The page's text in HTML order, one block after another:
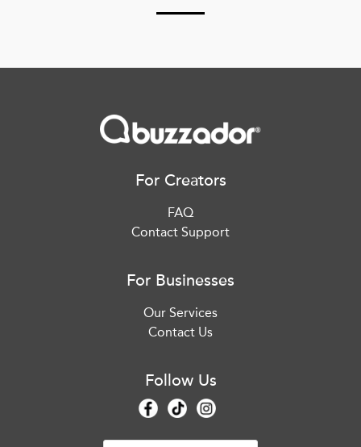
For Creators
FAQ
Contact Support
For Businesses
Our Services
Contact Us
Follow Us